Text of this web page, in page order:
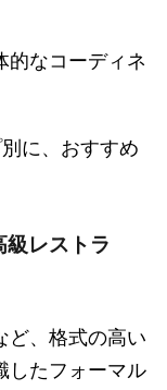
的なコーディネ
に、おすすめ
級レストラ
ど、格式の高い
したフォーマル